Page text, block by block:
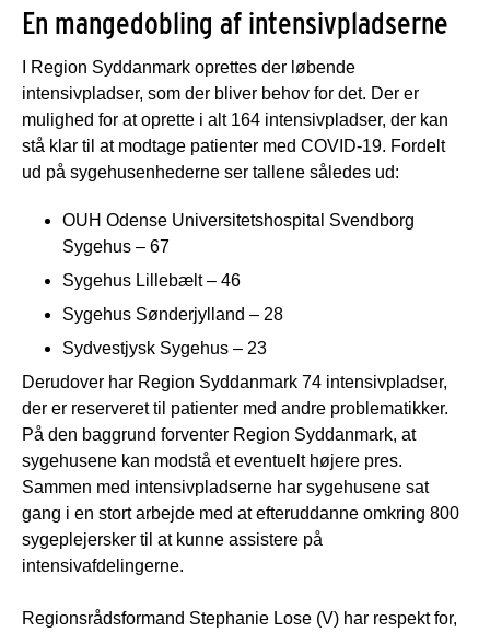
En mangedobling af intensivpladserne
I Region Syddanmark oprettes der løbende
intensivpladser, som der bliver behov for det. Der er
mulighed for at oprette i alt 164 intensivpladser, der kan
stå klar til at modtage patienter med COVID-19. Fordelt
ud på sygehusenhederne ser tallene således ud:
OUH Odense Universitetshospital Svendborg
Sygehus – 67
Sygehus Lillebælt – 46
Sygehus Sønderjylland – 28
Sydvestjysk Sygehus – 23
Derudover har Region Syddanmark 74 intensivpladser,
der er reserveret til patienter med andre problematikker.
På den baggrund forventer Region Syddanmark, at
sygehusene kan modstå et eventuelt højere pres.
Sammen med intensivpladserne har sygehusene sat
gang i en stort arbejde med at efteruddanne omkring 800
sygeplejersker til at kunne assistere på
intensivafdelingerne.
Regionsrådsformand Stephanie Lose (V) har respekt for,